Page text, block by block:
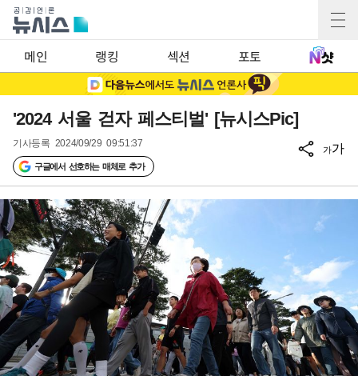
메인 랭킹 섹션 포토
'2024 서울 걷자 페스티벌' [뉴시스Pic]
기사등록 2024/09/29 09:51:37
구글에서 선호하는 매체로 추가
가가